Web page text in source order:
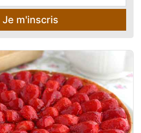
Je m'inscris